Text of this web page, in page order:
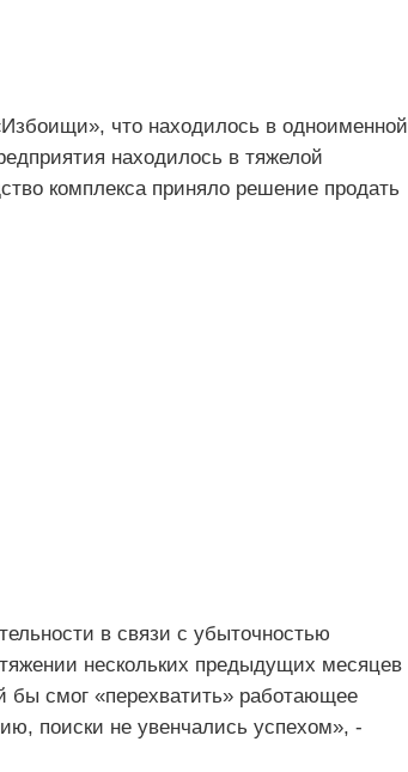
что находилось в одноименной
находилось в тяжелой
комплекса приняло решение продать
в связи с убыточностью
нескольких предыдущих месяцев
бы смог «перехватить» работающее
поиски не увенчались успехом», -